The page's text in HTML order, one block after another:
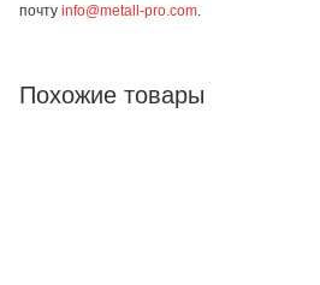
почту info@metall-pro.com
Похожие товары